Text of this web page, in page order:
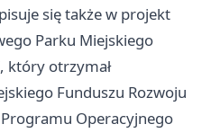
się także w projekt
Parku Miejskiego
który otrzymał
Funduszu Rozwoju
Operacyjnego